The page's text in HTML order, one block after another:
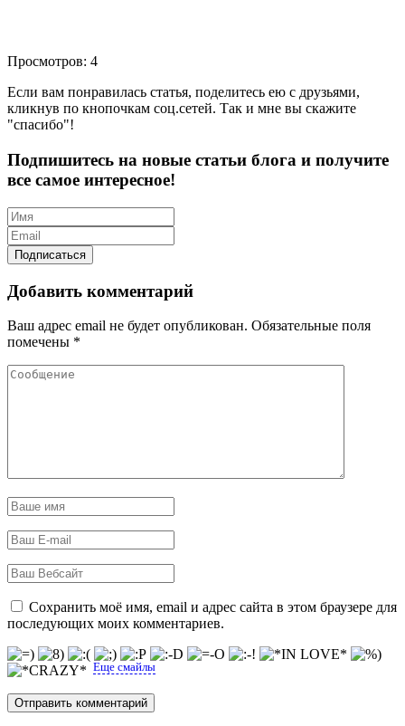
Просмотров: 4
Если вам понравилась статья, поделитесь ею с друзьями,
кликнув по кнопочкам соц.сетей. Так и мне вы скажите
"спасибо"!
Подпишитесь на новые статьи блога и получите
все самое интересное!
Добавить комментарий
Ваш адрес email не будет опубликован. Обязательные поля
помечены *
Сохранить моё имя, email и адрес сайта в этом браузере для
последующих моих комментариев.
Еще смайлы